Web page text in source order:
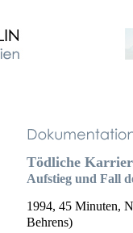
Tödliche
Aufstieg und Fall
1994, 45 Minuten,
Behrens)